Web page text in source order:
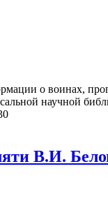
о воинах,
научной
В.И.